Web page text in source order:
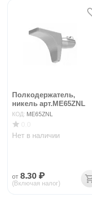
Полкодержатель,
никель арт.ME65ZNL
КОД: ME65ZNL
Нет в наличии
от 8.30 ₽
(Включая налог)